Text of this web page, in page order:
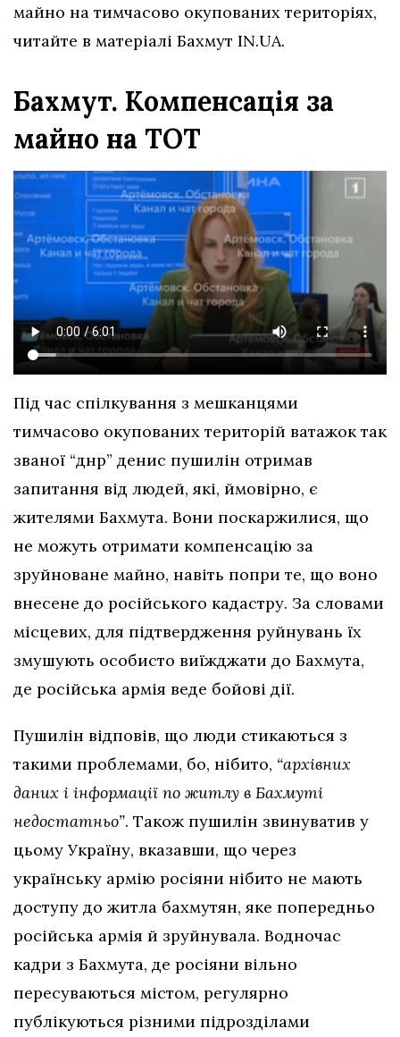
майно на тимчасово окупованих територіях,
читайте в матеріалі Бахмут IN.UA.
Бахмут. Компенсація за
майно на ТОТ
Під час спілкування з мешканцями
тимчасово окупованих територій ватажок так
званої “днр” денис пушилін отримав
запитання від людей, які, ймовірно, є
жителями Бахмута. Вони поскаржилися, що
не можуть отримати компенсацію за
зруйноване майно, навіть попри те, що воно
внесене до російського кадастру. За словами
місцевих, для підтвердження руйнувань їх
змушують особисто виїжджати до Бахмута,
де російська армія веде бойові дії.
Пушилін відповів, що люди стикаються з
такими проблемами, бо, нібито, “архівних
даних і інформації по житлу в Бахмуті
недостатньо”. Також пушилін звинуватив у
цьому Україну, вказавши, що через
українську армію росіяни нібито не мають
доступу до житла бахмутян, яке попередньо
російська армія й зруйнувала. Водночас
кадри з Бахмута, де росіяни вільно
пересуваються містом, регулярно
публікуються різними підрозділами